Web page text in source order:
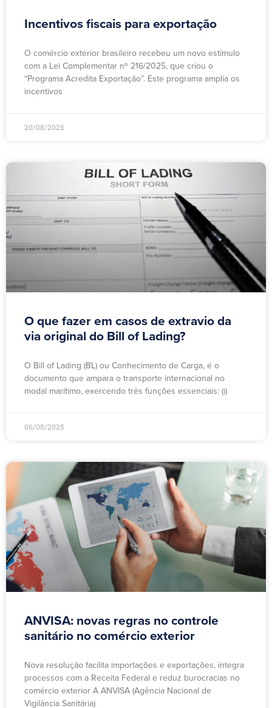
Incentivos fiscais para exportação
O comércio exterior brasileiro recebeu um novo estímulo
com a Lei Complementar nº 216/2025, que criou o
“Programa Acredita Exportação”. Este programa amplia os
incentivos
20/08/2025
O que fazer em casos de extravio da
via original do Bill of Lading?
O Bill of Lading (BL) ou Conhecimento de Carga, é o
documento que ampara o transporte internacional no
modal marítimo, exercendo três funções essenciais: (i)
06/08/2025
ANVISA: novas regras no controle
sanitário no comércio exterior
Nova resolução facilita importações e exportações, integra
processos com a Receita Federal e reduz burocracias no
comércio exterior A ANVISA (Agência Nacional de
Vigilância Sanitária)